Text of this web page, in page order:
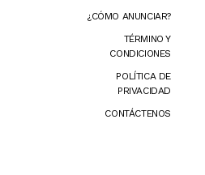
¿CÓMO ANUNCIAR?
TÉRMINO Y
CONDICIONES
POLÍTICA DE
PRIVACIDAD
CONTÁCTENOS